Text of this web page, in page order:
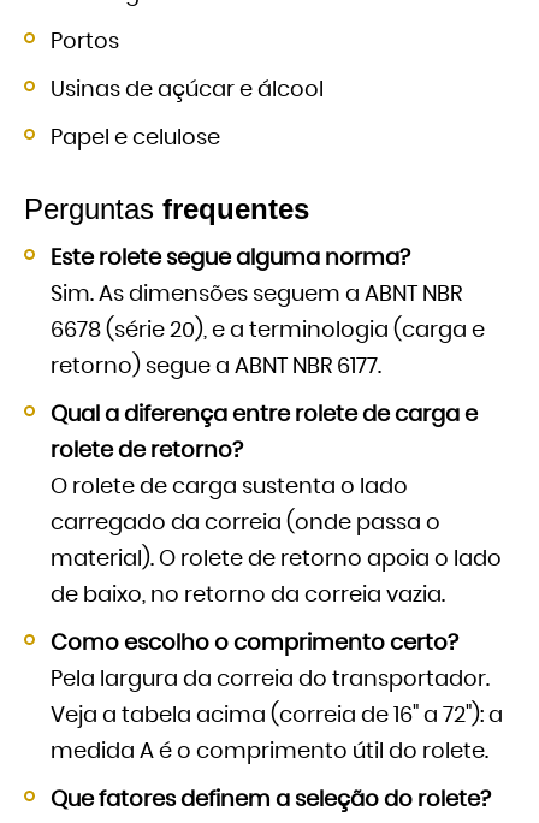
Portos
Usinas de açúcar e álcool
Papel e celulose
Perguntas frequentes
Este rolete segue alguma norma?
Sim. As dimensões seguem a ABNT NBR
6678 (série 20), e a terminologia (carga e
retorno) segue a ABNT NBR 6177.
Qual a diferença entre rolete de carga e
rolete de retorno?
O rolete de carga sustenta o lado
carregado da correia (onde passa o
material). O rolete de retorno apoia o lado
de baixo, no retorno da correia vazia.
Como escolho o comprimento certo?
Pela largura da correia do transportador.
Veja a tabela acima (correia de 16" a 72"): a
medida A é o comprimento útil do rolete.
Que fatores definem a seleção do rolete?